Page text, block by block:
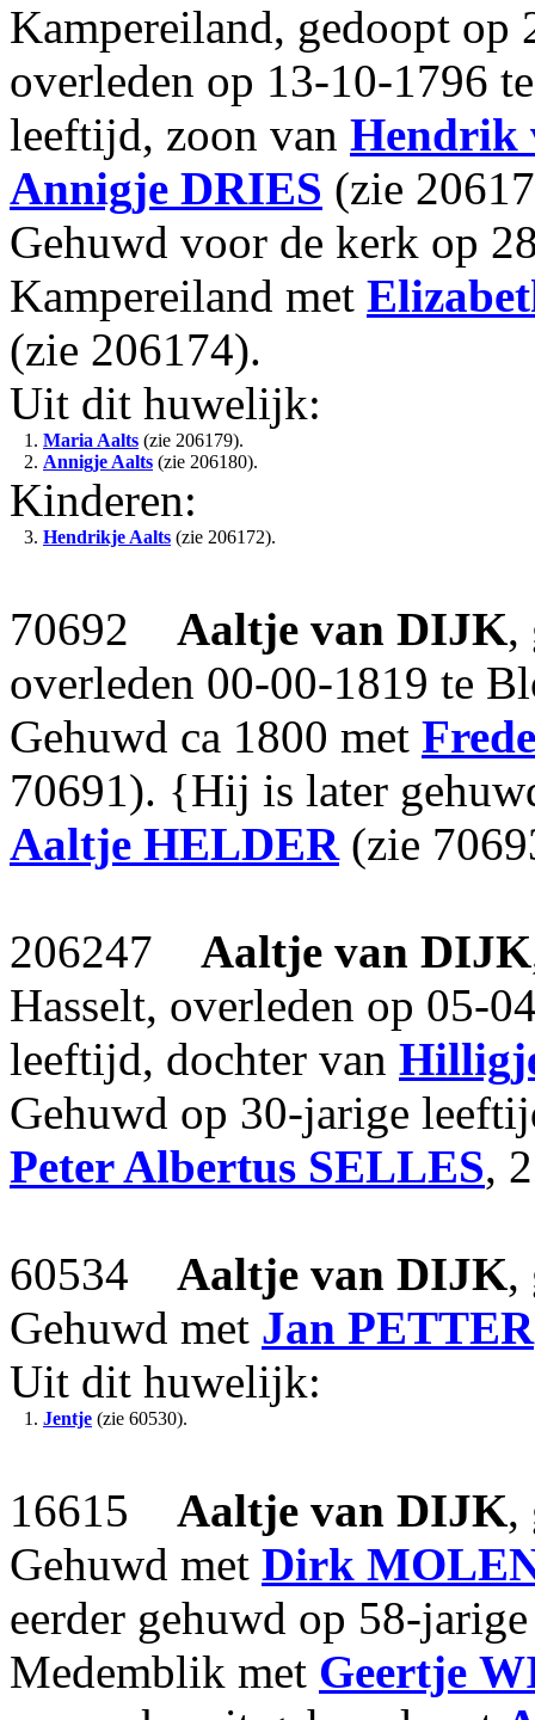
Kampereiland, gedoopt op
overleden op 13-10-1796
leeftijd, zoon van Hendrik
Annigje DRIES (zie
Gehuwd voor de kerk op
Kampereiland met
(zie 206174).
Uit dit huwelijk:
1. Maria Aalts (zie 206179).
2. Annigje Aalts (zie 206180).
Kinderen:
3. Hendrikje Aalts (zie 206172).
70692 Aaltje van DIJK,
overleden 00-00-1819 te
Gehuwd ca 1800 met
70691). {Hij is later
Aaltje HELDER(zie
206247 Aaltje van DIJK
Hasselt, overleden op 05-
leeftijd, dochter van
Gehuwd op 30-jarige
Peter Albertus SELLES,
60534 Aaltje van DIJK,
Gehuwd met Jan PETTER
Uit dit huwelijk:
1. Jentje (zie 60530).
16615 Aaltje van DIJK,
Gehuwd met Dirk
eerder gehuwd op 58-
Medemblik met Geertje